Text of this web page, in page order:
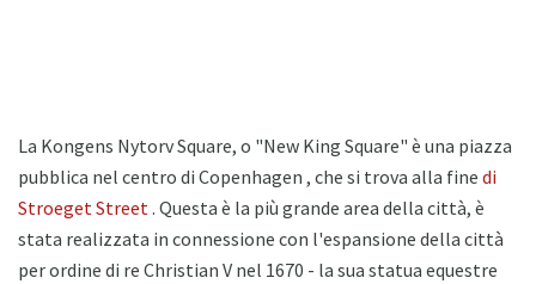
La Kongens Nytorv Square, o "New King Square" è una piazza
pubblica nel centro di Copenhagen , che si trova alla fine di
Stroeget Street . Questa è la più grande area della città, è
stata realizzata in connessione con l'espansione della città
per ordine di re Christian V nel 1670 - la sua statua equestre